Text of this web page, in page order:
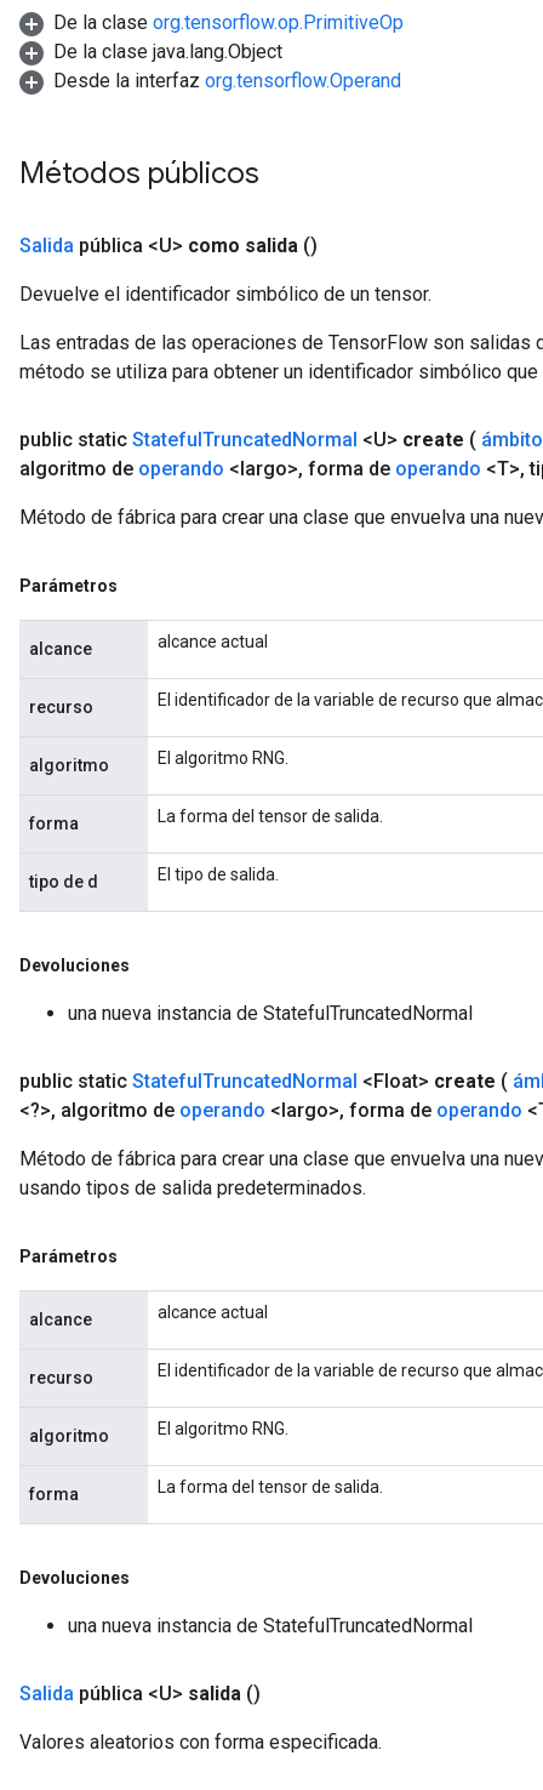
De la clase org.tensorflow.op.PrimitiveOp
De la clase java.lang.Object
Desde la interfaz org.tensorflow.Operand
Métodos públicos
Salida pública <U> como salida ()
Devuelve el identificador simbólico de un tensor.
Las entradas de las operaciones de TensorFlow son salidas
método se utiliza para obtener un identificador simbólico
public static StatefulTruncatedNormal <U> create ( ámbito
algoritmo de operando <largo>, forma de operando <T>,
Método de fábrica para crear una clase que envuelva una
Parámetros
alcance alcance actual
recurso El identificador de la variable de recurso que
algoritmo El algoritmo RNG.
forma La forma del tensor de salida.
tipo de d El tipo de salida.
Devoluciones
una nueva instancia de StatefulTruncatedNormal
public static StatefulTruncatedNormal <Float> create (
<?>, algoritmo de operando <largo>, forma de operando
Método de fábrica para crear una clase que envuelva una
usando tipos de salida predeterminados.
Parámetros
alcance alcance actual
recurso El identificador de la variable de recurso que
algoritmo El algoritmo RNG.
forma La forma del tensor de salida.
Devoluciones
una nueva instancia de StatefulTruncatedNormal
Salida pública <U> salida ()
Valores aleatorios con forma especificada.